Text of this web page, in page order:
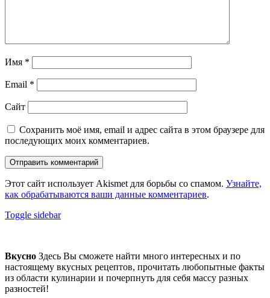
Имя *
Email *
Сайт
Сохранить моё имя, email и адрес сайта в этом браузере для
последующих моих комментариев.
Этот сайт использует Akismet для борьбы со спамом. Узнайте,
как обрабатываются ваши данные комментариев.
Sidebar
Toggle sidebar
sidebar
Вкусно Здесь Вы сможете найти много интересных и по
настоящему вкусных рецептов, прочитать любопытные факты
из области кулинарии и почерпнуть для себя массу разных
разностей!